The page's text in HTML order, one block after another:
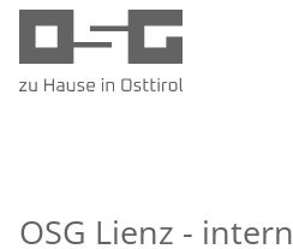
OSG Lienz - intern